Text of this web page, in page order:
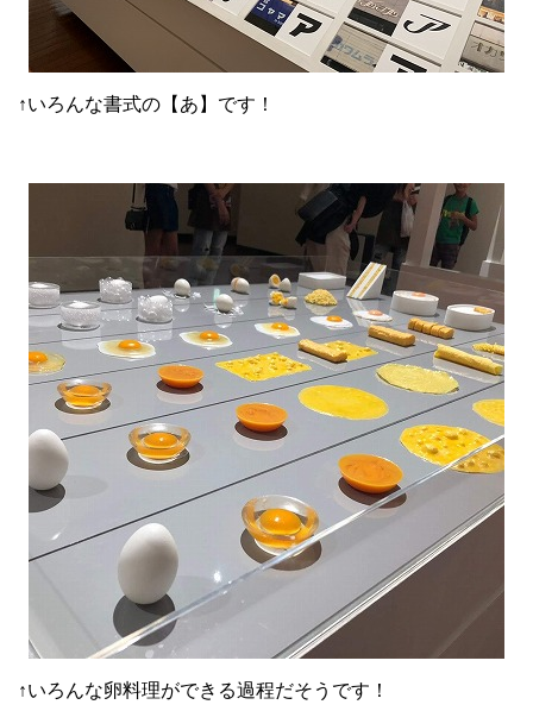
↑いろんな書式の【あ】です！
↑いろんな卵料理ができる過程だそうです！